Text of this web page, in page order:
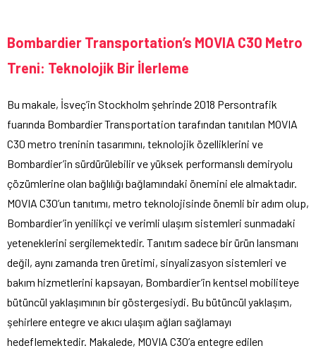
Bombardier Transportation’s MOVIA C30 Metro
Treni: Teknolojik Bir İlerleme
Bu makale, İsveç’in Stockholm şehrinde 2018 Persontrafik
fuarında Bombardier Transportation tarafından tanıtılan MOVIA
C30 metro treninin tasarımını, teknolojik özelliklerini ve
Bombardier’in sürdürülebilir ve yüksek performanslı demiryolu
çözümlerine olan bağlılığı bağlamındaki önemini ele almaktadır.
MOVIA C30’un tanıtımı, metro teknolojisinde önemli bir adım olup,
Bombardier’in yenilikçi ve verimli ulaşım sistemleri sunmadaki
yeteneklerini sergilemektedir. Tanıtım sadece bir ürün lansmanı
değil, aynı zamanda tren üretimi, sinyalizasyon sistemleri ve
bakım hizmetlerini kapsayan, Bombardier’in kentsel mobiliteye
bütüncül yaklaşımının bir göstergesiydi. Bu bütüncül yaklaşım,
şehirlere entegre ve akıcı ulaşım ağları sağlamayı
hedeflemektedir. Makalede, MOVIA C30’a entegre edilen